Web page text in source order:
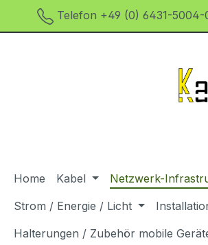
Hauptinhalt springen
Zur Suche springen
Zur Hauptnavigation springen
Telefon +49 (0) 6431-5004-
Home Kabel Netzwerk-
Strom / Energie / Licht
Halterungen / Zubehör mobile